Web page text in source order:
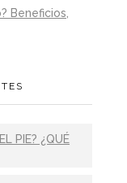
Beneficios,
PIE? ¿QUÉ